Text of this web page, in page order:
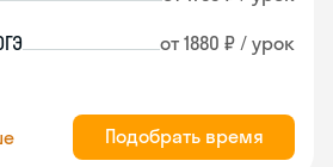
от 1880 ₽ / урок
Подобрать время